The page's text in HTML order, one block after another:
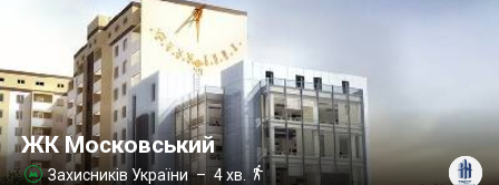
ЖК Московський
 Захисників України– 4 хв. 